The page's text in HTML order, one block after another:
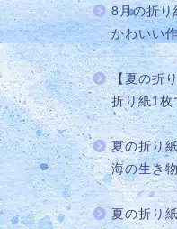
8月の折り
かわいい
【夏の折
折り紙1枚
夏の折り
海の生き
夏の折り